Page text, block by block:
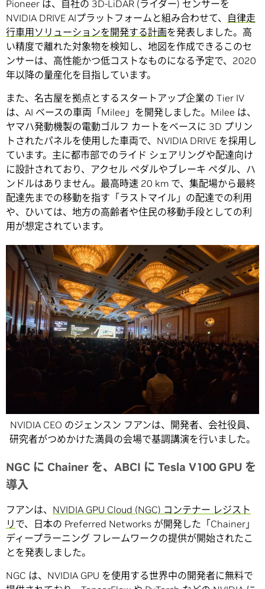
Pioneer は、自社の 3D-LiDAR (ライダー) センサーを
NVIDIA DRIVE AIプラットフォームと組み合わせて、 自律走
行車用ソリューションを開発する計画を発表しました。高
い精度で離れた対象物を検知し、地図を作成できるこのセ
ンサーは、高性能かつ低コストなものになる予定で、2020
年以降の量産化を目指しています。
また、名古屋を拠点とするスタートアップ企業の Tier IV
は、AI ベースの車両「Milee」を開発しました。Milee は、
ヤマハ発動機製の電動ゴルフ カートをベースに 3D プリン
トされたパネルを使用した車両で、NVIDIA DRIVE を採用し
ています。主に都市部でのライド シェアリングや配達向け
に設計されており、アクセル ペダルやブレーキ ペダル、ハ
ンドルはありません。最高時速 20 km で、集配場から最終
配達先までの移動を指す「ラストマイル」の配達での利用
や、ひいては、地方の高齢者や住民の移動手段としての利
用が想定されています。
NVIDIA CEO のジェンスン フアンは、開発者、会社役員、
研究者がつめかけた満員の会場で基調講演を行いました。
NGC に Chainer を、ABCI に Tesla V100 GPU を
導入
フアンは、 NVIDIA GPU Cloud (NGC) コンテナー レジスト
リ で、日本の Preferred Networks が開発した「Chainer」
ディープラーニング フレームワークの提供が開始されたこ
とを発表しました。
NGC は、NVIDIA GPU を使用する世界中の開発者に無料で